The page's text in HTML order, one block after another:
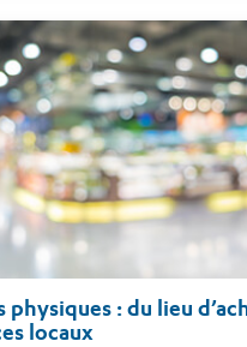
physiques : du lieu
locaux